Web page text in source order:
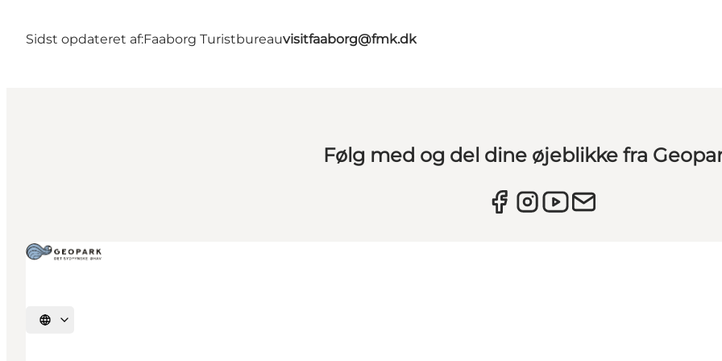
Sidst opdateret af:Faaborg Turistbureauvisitfaaborg@fmk.dk
Følg med og del dine øjeblikke fra
Vælg sprog